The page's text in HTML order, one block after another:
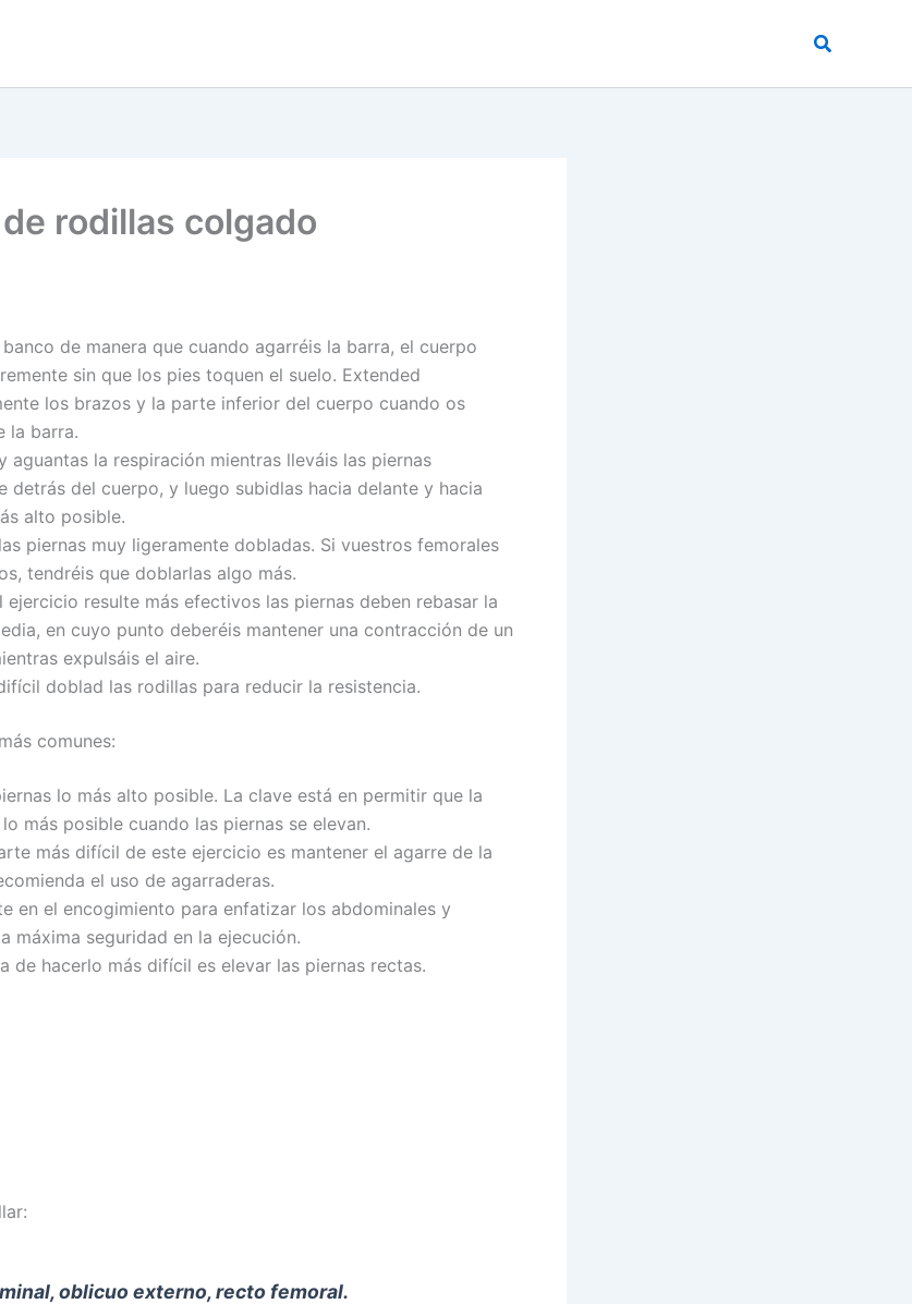
Buscar
rodillas colgado
de manera que cuando agarréis la barra, el cuerpo
sin que los pies toquen el suelo. Extended
los brazos y la parte inferior del cuerpo cuando os
la barra.
aguantas la respiración mientras lleváis las piernas
detrás del cuerpo, y luego subidlas hacia delante y hacia
alto posible.
piernas muy ligeramente dobladas. Si vuestros femorales
tendréis que doblarlas algo más.
ejercicio resulte más efectivos las piernas deben rebasar la
en cuyo punto deberéis mantener una contracción de un
expulsáis el aire.
doblad las rodillas para reducir la resistencia.
comunes:
lo más alto posible. La clave está en permitir que la
más posible cuando las piernas se elevan.
más difícil de este ejercicio es mantener el agarre de la
el uso de agarraderas.
en el encogimiento para enfatizar los abdominales y
máxima seguridad en la ejecución.
de hacerlo más difícil es elevar las piernas rectas.
oblicuo externo, recto femoral.